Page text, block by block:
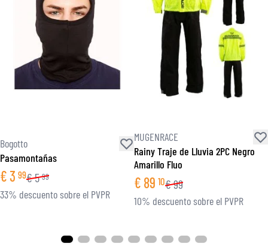
Bogotto
Pasamontañas
€3 99€5 99
33% descuento sobre el PVPR
MUGENRACE
Rainy Traje de Lluvia 2PC Negro
Amarillo Fluo
€ 89 10€99
10% descuento sobre el PVPR